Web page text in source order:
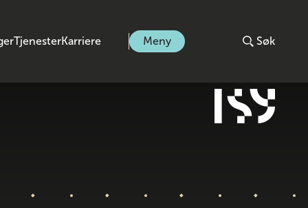
TjenesterKarriere Meny Søk